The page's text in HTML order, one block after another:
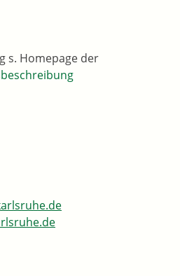
s. Homepage der